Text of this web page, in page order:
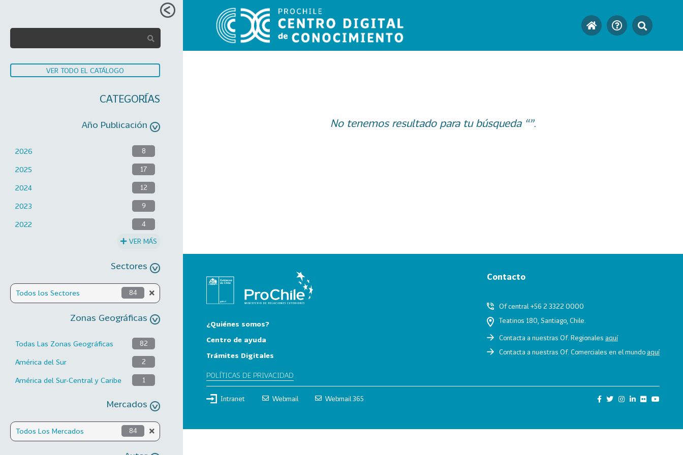
VER TODO EL CATÁLOGO
CATEGORÍAS
Año Publicación
2026 8
2025 17
2024 12
2023 9
2022 4
VER MÁS
Sectores
Todos los Sectores 84
Zonas Geográficas
Todas Las Zonas Geográficas 82
América del Sur 2
América del Sur-Central y Caribe 1
Mercados
Todos Los Mercados 84
No tenemos resultado para tu búsqueda “”.
¿Quiénes somos?
Centro de ayuda
Trámites Digitales
POLÍTICAS DE PRIVACIDAD
Contacto
Of central +56 2 3322 0000
Teatinos 180, Santiago, Chile.
Contacta a nuestras Of. Regionales aquí
Contacta a nuestras Of. Comerciales en el mundoaquí
Intranet Webmail Webmail 365